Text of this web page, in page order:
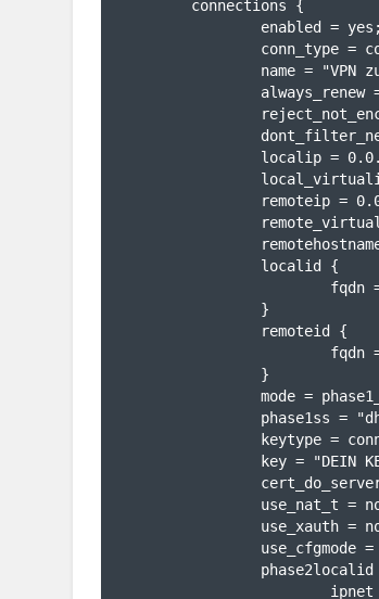
                mode = phase1_mode_aggressive;